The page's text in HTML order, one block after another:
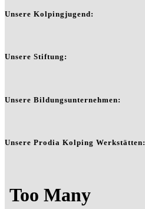
Unsere Kolpingjugend:
Unsere Stiftung:
Unsere Bildungsunternehmen:
Unsere Prodia Kolping Werkstätten: